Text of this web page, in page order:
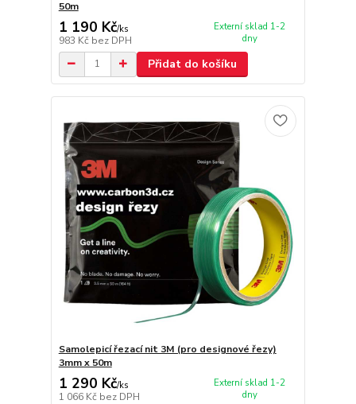
50m
1 190 Kč/ks
983 Kč bez DPH
Externí sklad 1-2
dny
Přidat do košíku
Samolepicí řezací nit 3M (pro designové řezy)
3mm x 50m
1 290 Kč/ks
1 066 Kč bez DPH
Externí sklad 1-2
dny